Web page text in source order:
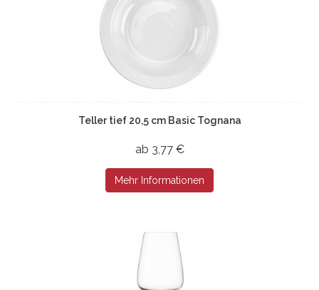
Teller tief 20,5 cm Basic Tognana
ab 3,77 €
Mehr Informationen